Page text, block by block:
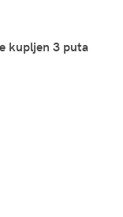
kupljen 3 puta